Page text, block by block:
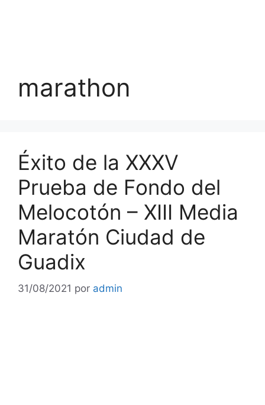
marathon
Éxito de la XXXV
Prueba de Fondo del
Melocotón – XIII Media
Maratón Ciudad de
Guadix
31/08/2021 por admin